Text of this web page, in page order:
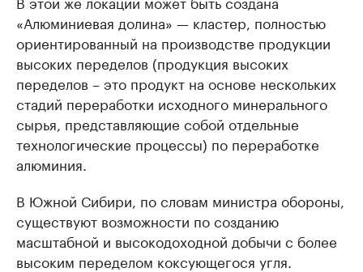
«Алюминиевая долина» — кластер, полностью
ориентированный на производстве продукции
высоких переделов (продукция высоких
переделов – это продукт на основе нескольких
стадий переработки исходного минерального
сырья, представляющие собой отдельные
технологические процессы) по переработке
алюминия.
В Южной Сибири, по словам министра обороны,
существуют возможности по созданию
масштабной и высокодоходной добычи с более
высоким переделом коксующегося угля.